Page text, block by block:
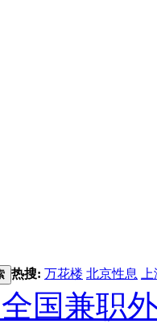
热搜: 万花楼 北京性息
国兼职